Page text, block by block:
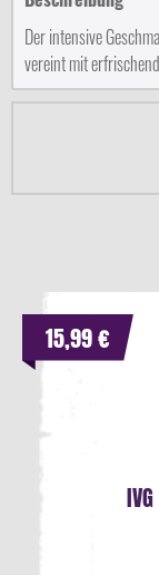
Der intensive
vereint mit
15,99 €